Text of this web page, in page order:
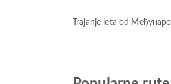
Trajanje leta od